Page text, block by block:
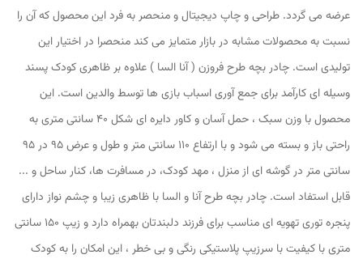
عرضه می گردد. طراحی و چاپ دیجیتال و منحصر به فرد این محصول که آن را
نسبت به محصولات مشابه در بازار متمایز می کند منحصرا در اختیار این
تولیدی است. چادر بچه طرح فروزن ( آنا السا ) علاوه بر ظاهری کودک پسند
وسیله ای کارآمد برای جمع آوری اسباب بازی ها توسط والدین است. این
محصول با وزن سبک ، حمل آسان و کاور دایره ای شکل 40 سانتی متری به
راحتی باز و بسته می شود و با ارتفاع 110 سانتی متر و طول و عرض 95 در 95
سانتی متر در گوشه ای از منزل ، مهد کودک، در مسافرت ها، کنار ساحل و ...
قابل استفاد است. چادر بچه طرح آنا و السا با ظاهری زیبا و چشم نواز دارای
پنجره توری تهویه ای مناسب برای فرزند دلبندتان بهمراه دارد و زیپ 150 سانتی
متری با کیفیت با سرزیپ پلاستیکی رنگی و بی خطر ، این امکان را به کودک